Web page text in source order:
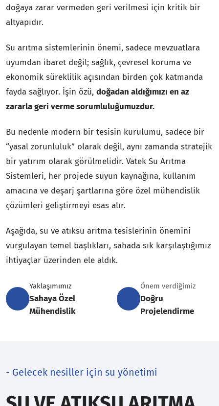
doğaya zarar vermeden geri verilmesi için kritik bir
altyapıdır.
Su arıtma sistemlerinin önemi, sadece mevzuatlara
uyumdan ibaret değil; sağlık, çevresel koruma ve
ekonomik süreklilik açısından birden çok katmanda
fayda sağlıyor. İşin özü, doğadan aldığımızı en az
zararla geri verme sorumluluğumuzdur.
Bu nedenle modern bir tesisin kurulumu, sadece bir
“yasal zorunluluk” olarak değil, aynı zamanda stratejik
bir yatırım olarak görülmelidir. Vatek Su Arıtma
Sistemleri, her projede suyun kaynağına, kullanım
amacına ve deşarj şartlarına göre özel mühendislik
çözümleri geliştirmeyi esas alır.
Aşağıda, su ve atıksu arıtma tesislerinin önemini
vurgulayan temel başlıkları, sahada sık karşılaştığımız
ihtiyaçlar üzerinden ele aldık.
Yaklaşımımız
Sahaya Özel
Mühendislik
Önem verdiğimiz
Doğru
Projelendirme
- Gelecek nesiller için su yönetimi